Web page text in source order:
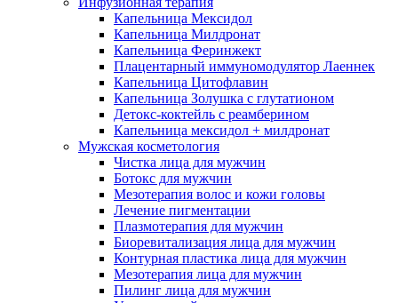
Капельница Мексидол
Капельница Милдронат
Капельница Феринжект
Плацентарный иммуномодулятор Лаеннек
Капельница Цитофлавин
Капельница Золушка с глутатионом
Детокс-коктейль с реамберином
Капельница мексидол + милдронат
Мужская косметология
Чистка лица для мужчин
Ботокс для мужчин
Мезотерапия волос и кожи головы
Лечение пигментации
Плазмотерапия для мужчин
Биоревитализация лица для мужчин
Контурная пластика лица для мужчин
Мезотерапия лица для мужчин
Пилинг лица для мужчин